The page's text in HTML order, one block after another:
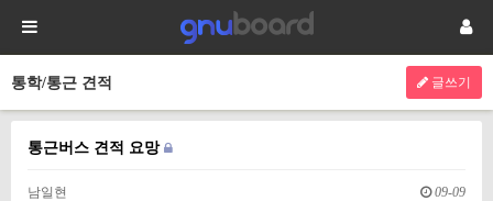
통학/통근 견적 글쓰기
통근버스 견적 요망
남일현 09-09